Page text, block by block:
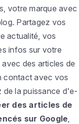
votre marque avec
Partagez vos
actualité, vos
infos sur votre
des articles de
contact avec vos
de la puissance d'e-
des articles de
sur Google